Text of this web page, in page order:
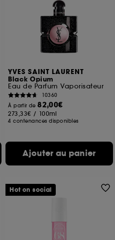
YVES SAINT LAURENT
Black Opium
Eau de Parfum Vaporisateur
10360
À partir de82,00€
273,33€ / 100ml
4 contenances disponibles
Ajouter au panier
Hot on social